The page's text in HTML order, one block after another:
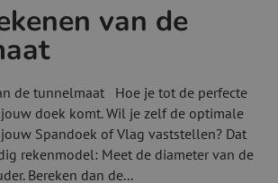
van de
de tunnelmaat Hoe je tot de perfecte
doek komt. Wil je zelf de optimale
Spandoek of Vlag vaststellen? Dat
rekenmodel: Meet de diameter van de
Bereken dan de...